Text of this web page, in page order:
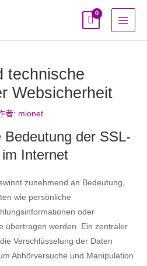
technische
Websicherheit
者: mionet
Bedeutung der SSL-
Internet
zunehmend an Bedeutung,
wie persönliche
oder
übertragen werden. Ein zentraler
Verschlüsselung der Daten
Abhörversuche und Manipulation